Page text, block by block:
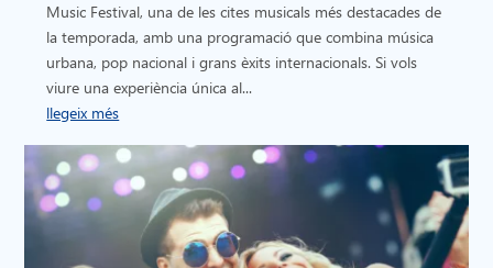
Music Festival, una de les cites musicals més destacades de
la temporada, amb una programació que combina música
urbana, pop nacional i grans èxits internacionals. Si vols
viure una experiència única al...
llegeix més